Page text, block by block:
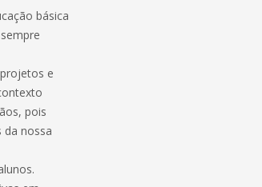
básica
e
pois
nossa